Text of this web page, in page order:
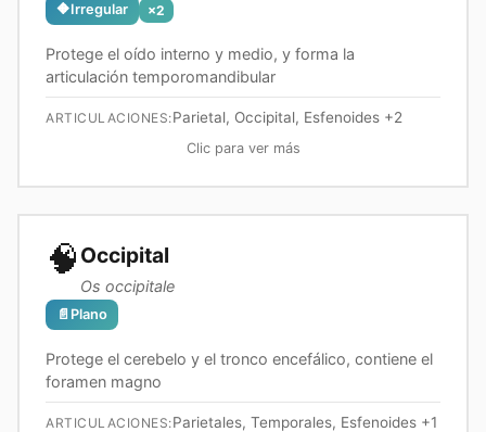
🔶Irregular ×2
Protege el oído interno y medio, y forma la
articulación temporomandibular
ARTICULACIONES:Parietal, Occipital, Esfenoides+2
Clic para ver más
🧠 Occipital
Os occipitale
📄 Plano
Protege el cerebelo y el tronco encefálico, contiene el
foramen magno
ARTICULACIONES:Parietales, Temporales, Esfenoides+1